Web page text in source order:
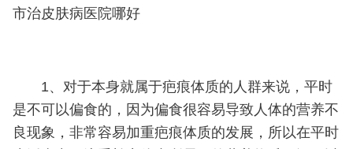
市治皮肤病医院哪好
1、对于本身就属于疤痕体质的人群来说，平时
是不可以偏食的，因为偏食很容易导致人体的营养不
良现象，非常容易加重疤痕体质的发展，所以在平时